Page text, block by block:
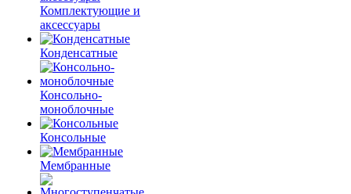
Комплектующие и
аксессуары
Конденсатные
Консольно-
моноблочные
Консольные
Мембранные